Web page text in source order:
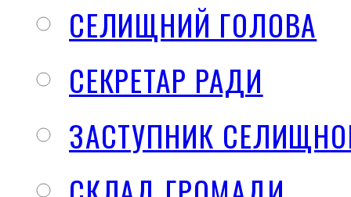
СЕЛИЩНИЙ ГОЛОВА
СЕКРЕТАР РАДИ
ЗАСТУПНИК